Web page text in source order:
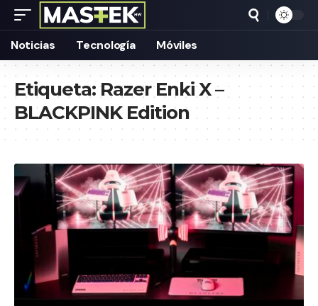
Noticias Tecnología Móviles
Etiqueta:Razer Enki X –
BLACKPINK Edition